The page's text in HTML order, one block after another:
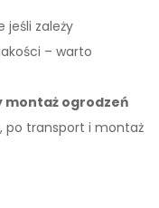
jeśli zależy
– warto
montaż ogrodzeń
po transport i montaż